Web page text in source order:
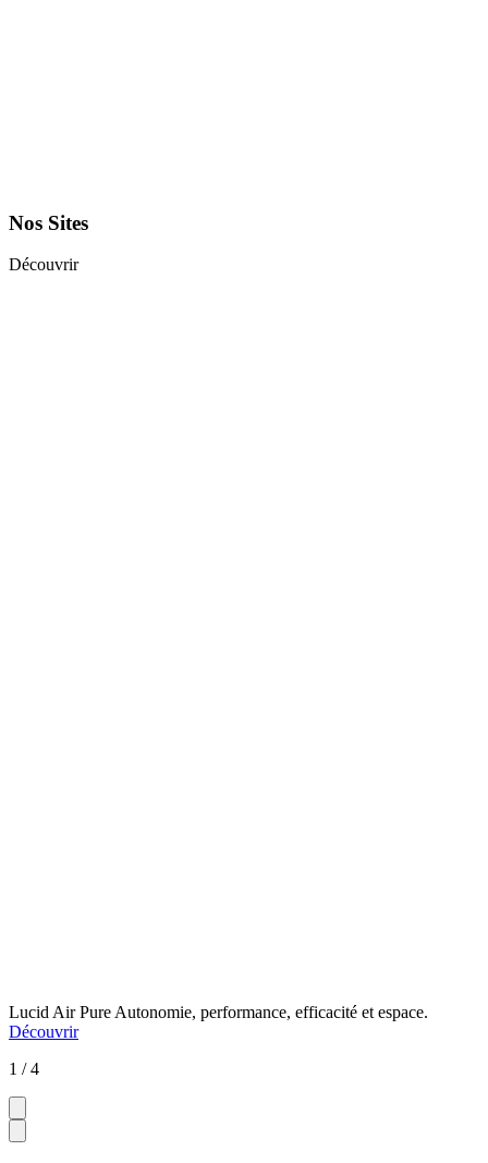
Nos Sites
Découvrir
Lucid Air Pure Autonomie, performance, efficacité et espace.
Découvrir
1 / 4